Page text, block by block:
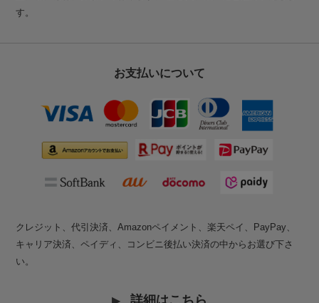
す。
お支払いについて
クレジット、代引決済、Amazonペイメント、楽天ペイ、PayPay、
キャリア決済、ペイディ、コンビニ後払い決済の中からお選び下さ
い。